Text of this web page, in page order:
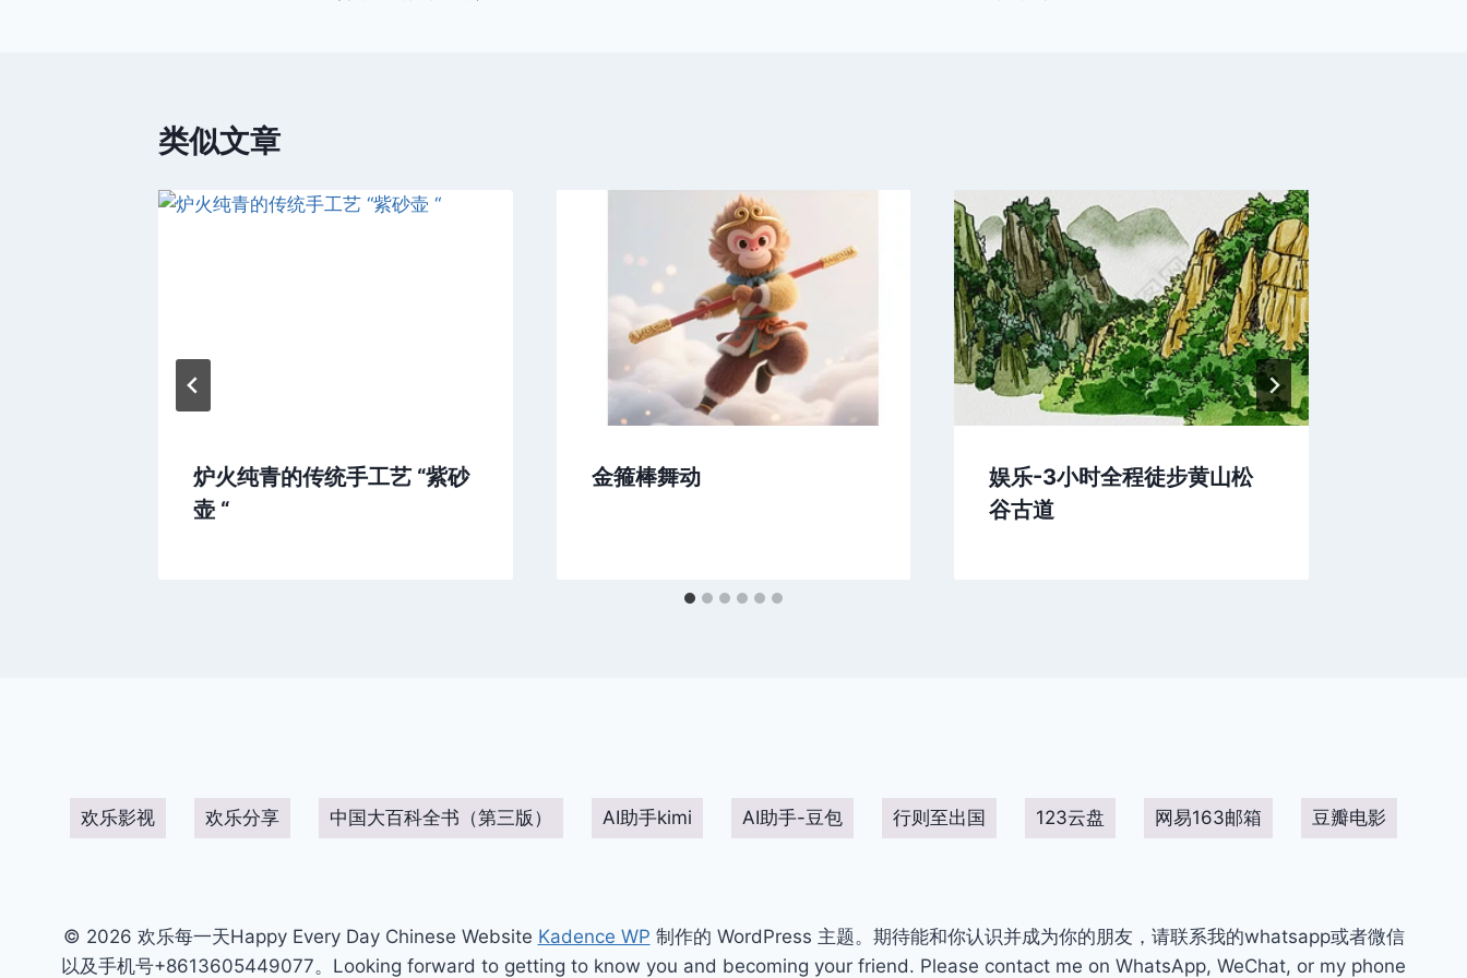
类似文章
炉火纯青的传统手工艺 “紫砂
壶 “
金箍棒舞动
娱乐-3小时全程徒步黄山松
谷古道
欢乐影视 欢乐分享 中国大百科全书（第三版） AI助手kimi AI助手-豆包 行则至出国 123云盘 网易163邮箱 豆瓣电影
© 2026 欢乐每一天Happy Every Day Chinese Website Kadence WP 制作的 WordPress 主题。期待能和你认识并成为你的朋友，请联系我的whatsapp或者微信
以及手机号+8613605449077。Looking forward to getting to know you and becoming your friend. Please contact me on WhatsApp, WeChat, or my phone